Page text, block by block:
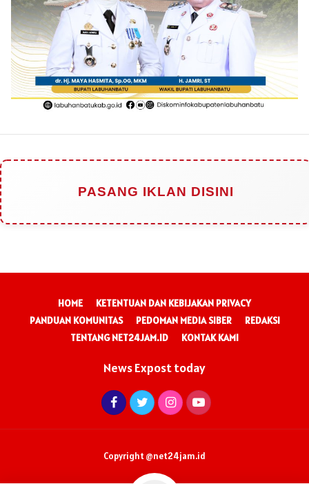
PASANG IKLAN DISINI
HOME
KETENTUAN DAN KEBIJAKAN PRIVACY
PANDUAN KOMUNITAS
PEDOMAN MEDIA SIBER
REDAKSI
TENTANG NET24JAM.ID
KONTAK KAMI
News Expost today
Copyright @net24jam.id